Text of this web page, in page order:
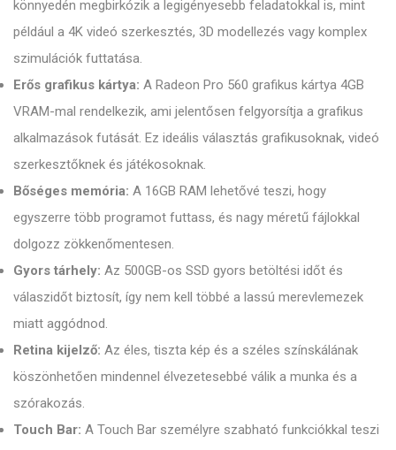
könnyedén megbirkózik a legigényesebb feladatokkal is, mint
például a 4K videó szerkesztés, 3D modellezés vagy komplex
szimulációk futtatása.
Erős grafikus kártya: A Radeon Pro 560 grafikus kártya 4GB
VRAM-mal rendelkezik, ami jelentősen felgyorsítja a grafikus
alkalmazások futását. Ez ideális választás grafikusoknak, videó
szerkesztőknek és játékosoknak.
Bőséges memória: A 16GB RAM lehetővé teszi, hogy
egyszerre több programot futtass, és nagy méretű fájlokkal
dolgozz zökkenőmentesen.
Gyors tárhely: Az 500GB-os SSD gyors betöltési időt és
válaszidőt biztosít, így nem kell többé a lassú merevlemezek
miatt aggódnod.
Retina kijelző: Az éles, tiszta kép és a széles színskálának
köszönhetően mindennel élvezetesebbé válik a munka és a
szórakozás.
Touch Bar: A Touch Bar személyre szabható funkciókkal teszi